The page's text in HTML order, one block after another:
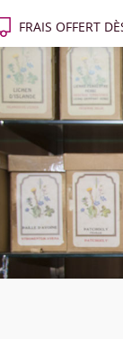
FRAIS OFFERT